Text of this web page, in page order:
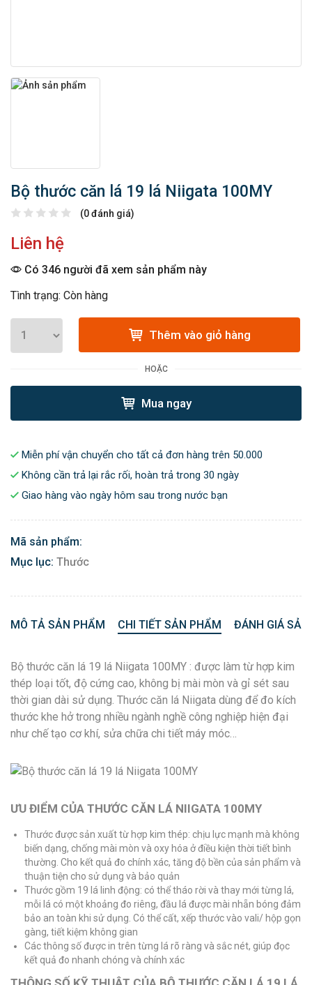
Bộ thước căn lá 19 lá Niigata 100MY
(0 đánh giá)
Liên hệ
Có 346 người đã xem sản phẩm này
Tình trạng: Còn hàng
Thêm vào giỏ hàng
HOẶC
Mua ngay
Miễn phí vận chuyển cho tất cả đơn hàng trên 50.000
Không cần trả lại rắc rối, hoàn trả trong 30 ngày
Giao hàng vào ngày hôm sau trong nước bạn
Mã sản phẩm:
Mục lục: Thước
MÔ TẢ SẢN PHẨM CHI TIẾT SẢN PHẨM ĐÁNH GIÁ
Bộ thước căn lá 19 lá Niigata 100MY : được làm từ hợp kim
thép loại tốt, độ cứng cao, không bị mài mòn và gỉ sét sau
thời gian dài sử dụng. Thước căn lá Niigata dùng để đo kích
thước khe hở trong nhiều ngành nghề công nghiệp hiện đại
như chế tạo cơ khí, sửa chữa chi tiết máy móc…
ƯU ĐIỂM CỦA THƯỚC CĂN LÁ NIIGATA 100MY
Thước được sản xuất từ hợp kim thép: chịu lực mạnh mà không
biến dạng, chống mài mòn và oxy hóa ở điều kiện thời tiết bình
thường. Cho kết quả đo chính xác, tăng độ bền của sản phẩm và
thuận tiện cho sử dụng và bảo quản
Thước gồm 19 lá linh động: có thể tháo rời và thay mới từng lá,
mỗi lá có một khoảng đo riêng, đầu lá được mài nhẵn bóng đảm
bảo an toàn khi sử dụng. Có thể cất, xếp thước vào vali/ hộp gọn
gàng, tiết kiệm không gian
Các thông số được in trên từng lá rõ ràng và sắc nét, giúp đọc
kết quả đo nhanh chóng và chính xác